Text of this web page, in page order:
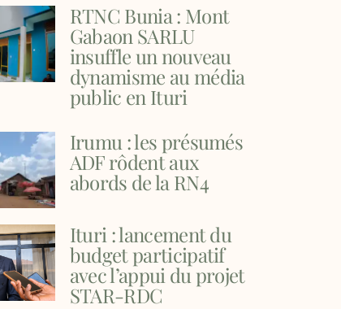
RTNC Bunia : Mont
Gabaon SARLU
insuffle un nouveau
dynamisme au média
public en Ituri
Irumu : les présumés
ADF rôdent aux
abords de la RN4
Ituri : lancement du
budget participatif
avec l’appui du projet
STAR-RDC